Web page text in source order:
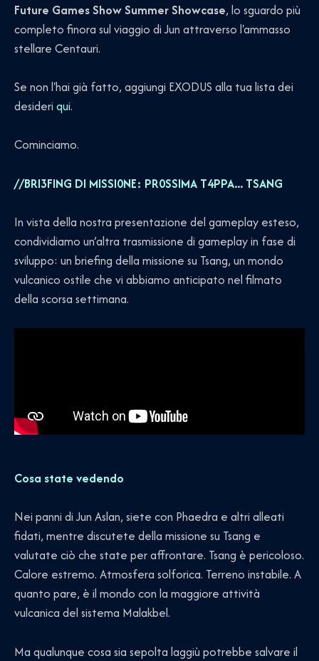
Future Games Show Summer Showcase, lo sguardo più
completo finora sul viaggio di Jun attraverso l'ammasso
stellare Centauri.
Se non l'hai già fatto, aggiungi EXODUS alla tua lista dei
desideri qui.
Cominciamo.
//BRI3FING DI MISSI0NE: PR0SSIMA T4PPA... TSANG
In vista della nostra presentazione del gameplay esteso,
condividiamo un’altra trasmissione di gameplay in fase di
sviluppo: un briefing della missione su Tsang, un mondo
vulcanico ostile che vi abbiamo anticipato nel filmato
della scorsa settimana.
Cosa state vedendo
Nei panni di Jun Aslan, siete con Phaedra e altri alleati
fidati, mentre discutete della missione su Tsang e
valutate ciò che state per affrontare. Tsang è pericoloso.
Calore estremo. Atmosfera solforica. Terreno instabile. A
quanto pare, è il mondo con la maggiore attività
vulcanica del sistema Malakbel.
Ma qualunque cosa sia sepolta laggiù potrebbe salvare il